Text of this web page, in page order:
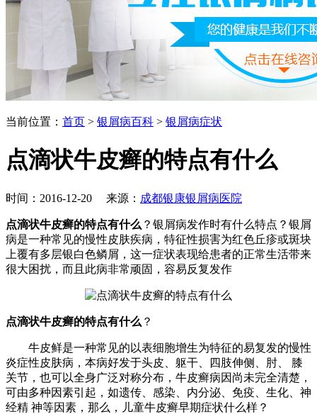
当前位置： 首页 > 银屑病百科 > 银屑病症状
点滴状牛皮癣的特点有什么
时间：2016-12-20 来源： 成都银康银屑病医院
点滴状牛皮癣的特点有什么 ？银屑病发作时有什么特点？银屑
病是一种常见的慢性皮肤疾病，特征性损害为红色丘疹或斑块
上覆有多层银白色鳞屑，这一症状表现给患者的正常生活带来
很大困扰，而且此病非常顽固，容易反复发作
点滴状牛皮癣的特点有什么 ？
牛皮鲜是一种常见的以表细胞增生为特征的易复发的慢性
炎症性皮肤病，本病好发于头皮、躯干、四肢伸侧、肘、 膝
关节，也可以全身广泛对称分布，牛皮癣病因尚未完全清楚，
可由多种因素引起，如遗传、感染、内分泌、免疫、生化、神
经精 神等因素，那么，儿童牛皮癣早期症状什么样？